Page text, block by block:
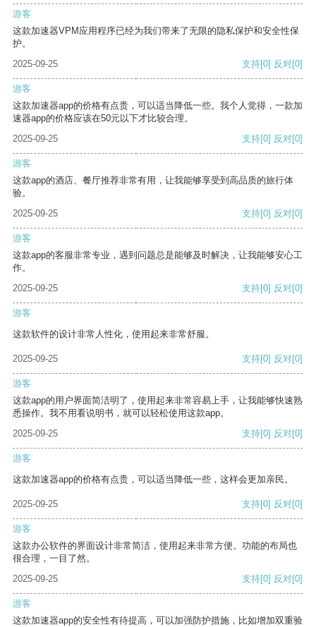
游客
这款加速器VPM应用程序已经为我们带来了无限的隐私保护和安全性保
护。
2025-09-25
支持[0] 反对[0]
游客
这款加速器app的价格有点贵，可以适当降低一些。我个人觉得，一款加
速器app的价格应该在50元以下才比较合理。
2025-09-25
支持[0] 反对[0]
游客
这款app的酒店、餐厅推荐非常有用，让我能够享受到高品质的旅行体
验。
2025-09-25
支持[0] 反对[0]
游客
这款app的客服非常专业，遇到问题总是能够及时解决，让我能够安心工
作。
2025-09-25
支持[0] 反对[0]
游客
这款软件的设计非常人性化，使用起来非常舒服。
2025-09-25 支持[0] 反对[0]
游客
这款app的用户界面简洁明了，使用起来非常容易上手，让我能够快速熟
悉操作。我不用看说明书，就可以轻松使用这款app。
2025-09-25
支持[0] 反对[0]
游客
这款加速器app的价格有点贵，可以适当降低一些，这样会更加亲民。
2025-09-25 支持[0] 反对[0]
游客
这款办公软件的界面设计非常简洁，使用起来非常方便。功能的布局也
很合理，一目了然。
2025-09-25
支持[0] 反对[0]
游客
这款加速器app的安全性有待提高，可以加强防护措施，比如增加双重验